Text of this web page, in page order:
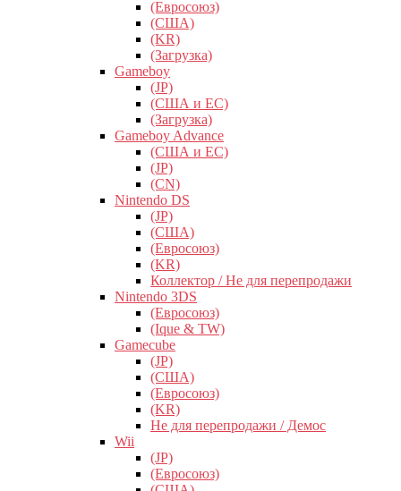
(Евросоюз)
(США)
(KR)
(Загрузка)
Gameboy
(JP)
(США и ЕС)
(Загрузка)
Gameboy Advance
(США и ЕС)
(JP)
(CN)
Nintendo DS
(JP)
(США)
(Евросоюз)
(KR)
Коллектор / Не для перепродажи
Nintendo 3DS
(Евросоюз)
(Ique & TW)
Gamecube
(JP)
(США)
(Евросоюз)
(KR)
Не для перепродажи / Демос
Wii
(JP)
(Евросоюз)